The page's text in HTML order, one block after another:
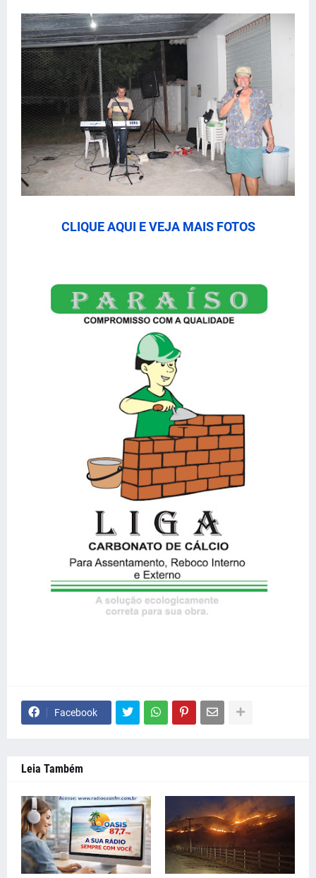
CLIQUE AQUI E VEJA MAIS FOTOS
Facebook
Leia Também